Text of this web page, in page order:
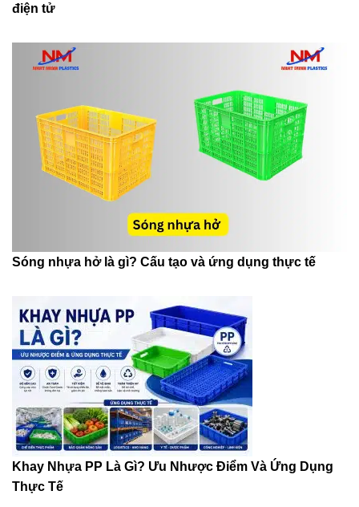
điện tử
Sóng nhựa hở là gì? Cấu tạo và ứng dụng thực tế
Khay Nhựa PP Là Gì? Ưu Nhược Điểm Và Ứng Dụng
Thực Tế